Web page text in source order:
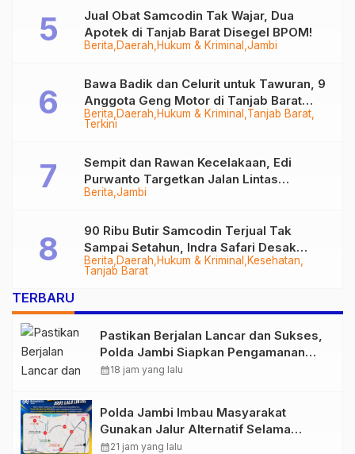
Berita Daerah Hukum & Kriminal Jambi
Jual Obat Samcodin Tak Wajar, Dua
Apotek di Tanjab Barat Disegel BPOM!
Berita Daerah Hukum & Kriminal Tanjab Barat
Terkini
Bawa Badik dan Celurit untuk Tawuran, 9
Anggota Geng Motor di Tanjab Barat
Diringkus
Berita Jambi
Sempit dan Rawan Kecelakaan, Edi
Purwanto Targetkan Jalan Lintas
Tungkal-Jambi Mulus di 2028
Berita Daerah Hukum & Kriminal
Kesehatan
Tanjab Barat
90 Ribu Butir Samcodin Terjual Tak
Sampai Setahun, Indra Safari Desak
Audit Menyeluruh
TERBARU
Pastikan Berjalan Lancar dan Sukses,
Polda Jambi Siapkan Pengamanan
Berlapis untuk 8.750 Pelari, 1.848
calendar_month18 jam yang lalu
Polda Jambi Imbau Masyarakat
Gunakan Jalur Alternatif Selama
Pelaksanaan Presisi Merdeka Run
calendar_month21 jam yang lalu